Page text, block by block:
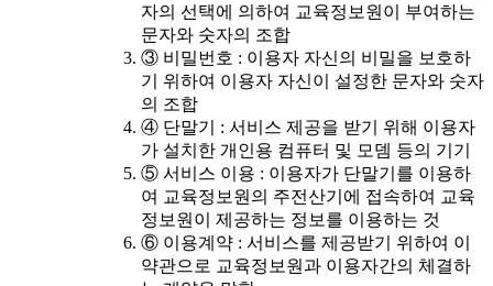
자의 선택에 의하여 교육정보원이 부여하는
문자와 숫자의 조합
③ 비밀번호 : 이용자 자신의 비밀을 보호하
기 위하여 이용자 자신이 설정한 문자와 숫자
의 조합
④ 단말기 : 서비스 제공을 받기 위해 이용자
가 설치한 개인용 컴퓨터 및 모뎀 등의 기기
⑤ 서비스 이용 : 이용자가 단말기를 이용하
여 교육정보원의 주전산기에 접속하여 교육
정보원이 제공하는 정보를 이용하는 것
⑥ 이용계약 : 서비스를 제공받기 위하여 이
약관으로 교육정보원과 이용자간의 체결하